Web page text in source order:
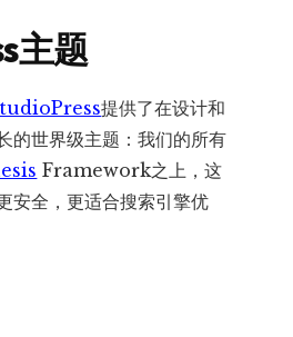
主题
提供了在设计和
的世界级主题：我们的所有
Framework之上，这
安全，更适合搜索引擎优